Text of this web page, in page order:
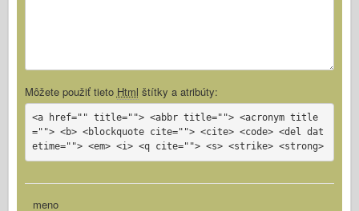
Môžete použiť tieto Html štítky a atribúty:
<a href="" title=""> <abbr title=""> <acronym title
=""> <b> <blockquote cite=""> <cite> <code> <del dat
etime=""> <em> <i> <q cite=""> <s> <strike> <strong>
meno